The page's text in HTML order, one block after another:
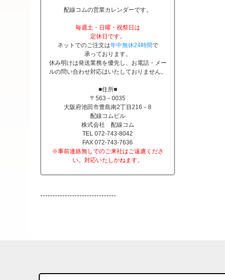
配線コムの営業カレンダーです。
毎週土・日曜・祝祭日は
定休日です。
ネットでのご注文は年中無休24時間で
承っております。
休み明けは発送業務を優先し、お電話・メー
ルの問い合わせ対応はいたしておりません。
■住所■
〒563－0035
大阪府池田市豊島南2丁目216－8
配線コムビル
株式会社 配線コム
TEL 072-743-8042
FAX 072-743-7636
※事前連絡無しでのご来社はご遠慮くださ
い。対応いたしかねます。
-------------------------------